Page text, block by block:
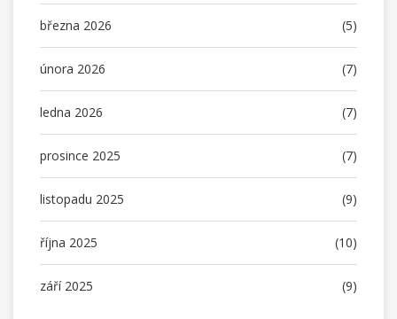
března 2026 (5)
února 2026 (7)
ledna 2026 (7)
prosince 2025 (7)
listopadu 2025 (9)
října 2025 (10)
září 2025 (9)